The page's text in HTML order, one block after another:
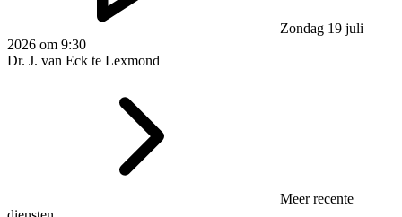
Zondag 19 juli
2026 om 9:30
Dr. J. van Eck te Lexmond
Meer recente